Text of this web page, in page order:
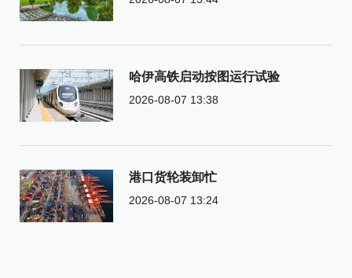
哈伊高铁启动按图运行试验
2026-08-07 13:38
港口货轮装卸忙
2026-08-07 13:24